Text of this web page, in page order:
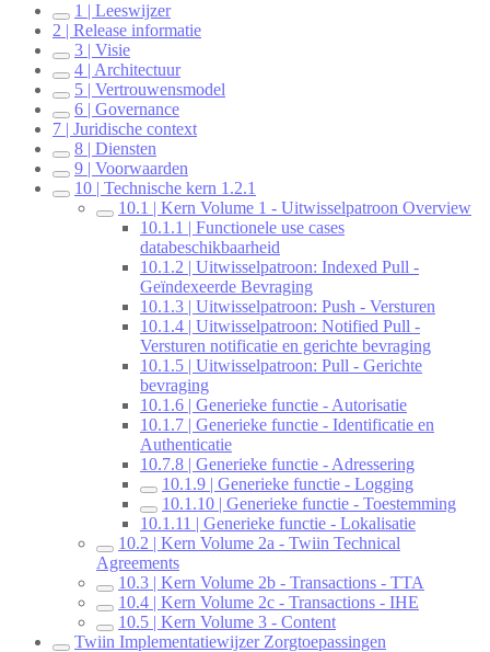
1 | Leeswijzer
2 | Release informatie
3 | Visie
4 | Architectuur
5 | Vertrouwensmodel
6 | Governance
7 | Juridische context
8 | Diensten
9 | Voorwaarden
10 | Technische kern 1.2.1
10.1 | Kern Volume 1 - Uitwisselpatroon Overview
10.1.1 | Functionele use cases
databeschikbaarheid
10.1.2 | Uitwisselpatroon: Indexed Pull -
Geïndexeerde Bevraging
10.1.3 | Uitwisselpatroon: Push - Versturen
10.1.4 | Uitwisselpatroon: Notified Pull -
Versturen notificatie en gerichte bevraging
10.1.5 | Uitwisselpatroon: Pull - Gerichte
bevraging
10.1.6 | Generieke functie - Autorisatie
10.1.7 | Generieke functie - Identificatie en
Authenticatie
10.7.8 | Generieke functie - Adressering
10.1.9 | Generieke functie - Logging
10.1.10 | Generieke functie - Toestemming
10.1.11 | Generieke functie - Lokalisatie
10.2 | Kern Volume 2a - Twiin Technical
Agreements
10.3 | Kern Volume 2b - Transactions - TTA
10.4 | Kern Volume 2c - Transactions - IHE
10.5 | Kern Volume 3 - Content
Twiin Implementatiewijzer Zorgtoepassingen